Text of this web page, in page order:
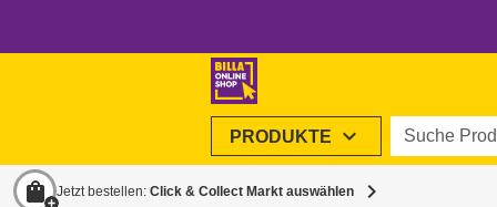
PRODUKTE expand_more Suche
shopping_bag Jetzt bestellen: Click & Collect Markt auswählen chevron_right